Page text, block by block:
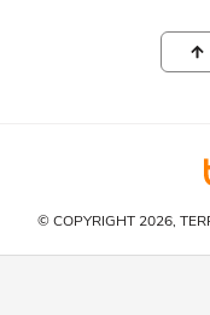
© COPYRIGHT 2026,